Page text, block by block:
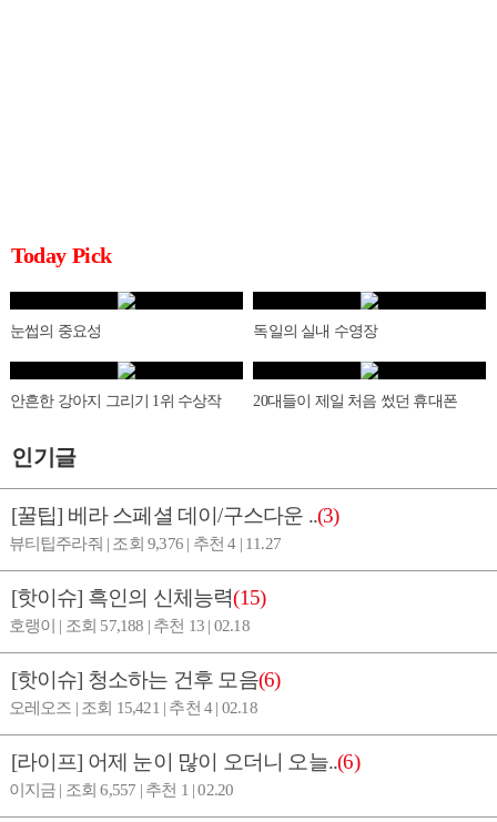
Today Pick
눈썹의 중요성 독일의 실내 수영장
안흔한 강아지 그리기 1위 수상작 20대들이 제일 처음 썼던 휴대폰